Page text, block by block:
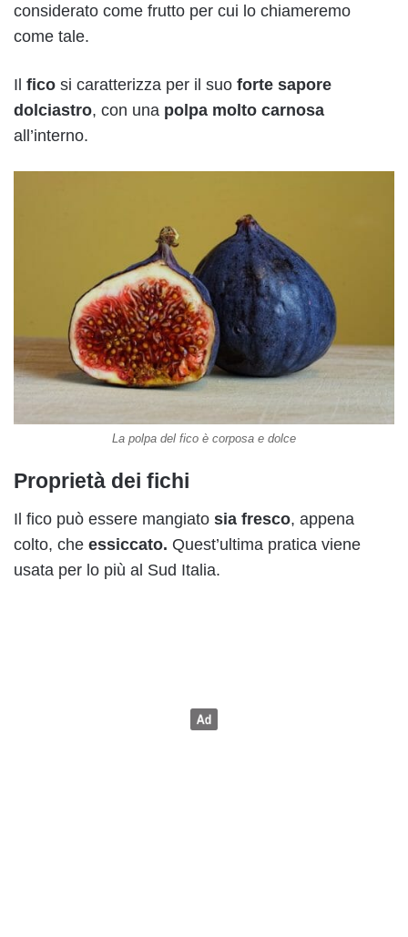
considerato come frutto per cui lo chiameremo
come tale.
Il fico si caratterizza per il suo forte sapore
dolciastro, con una polpa molto carnosa
all’interno.
La polpa del fico è corposa e dolce
Proprietà dei fichi
Il fico può essere mangiato sia fresco, appena
colto, che essiccato. Quest’ultima pratica viene
usata per lo più al Sud Italia.